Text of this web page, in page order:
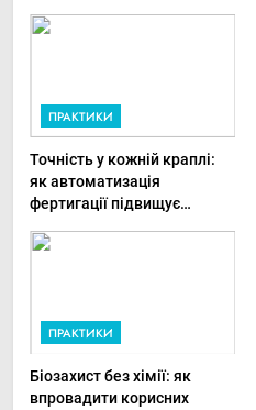
ПРАКТИКИ
Точність у кожній краплі:
як автоматизація
фертигації підвищує
ПРАКТИКИ
Біозахист без хімії: як
впровадити корисних